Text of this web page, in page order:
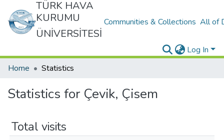
TÜRK HAVA
KURUMU
ÜNİVERSİTESİ
Communities & Collections All of
Log In
Home
Statistics
Statistics for Çevik, Çisem
Total visits